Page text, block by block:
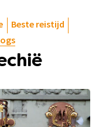
Beste reistijd